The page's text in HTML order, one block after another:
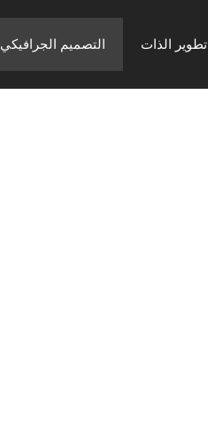
تطوير الذات التصميم الجرافيكي